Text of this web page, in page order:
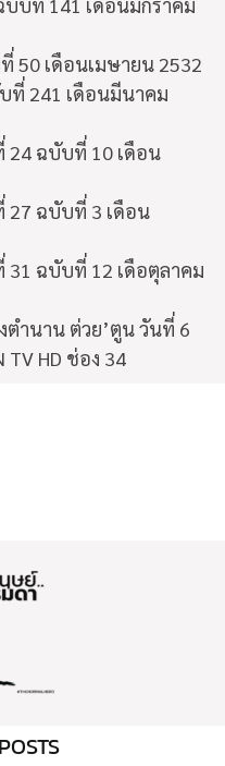
บับที่ 141 เดือนมกราคม
50 เดือนเมษายน 2532
ที่ 241 เดือนมีนาคม
24 ฉบับที่ 10 เดือน
27 ฉบับที่ 3 เดือน
ฉบับที่ 12 เดือตุลาคม
ตำนาน ต่วย’ตูน วันที่ 6
TV HD ช่อง 34